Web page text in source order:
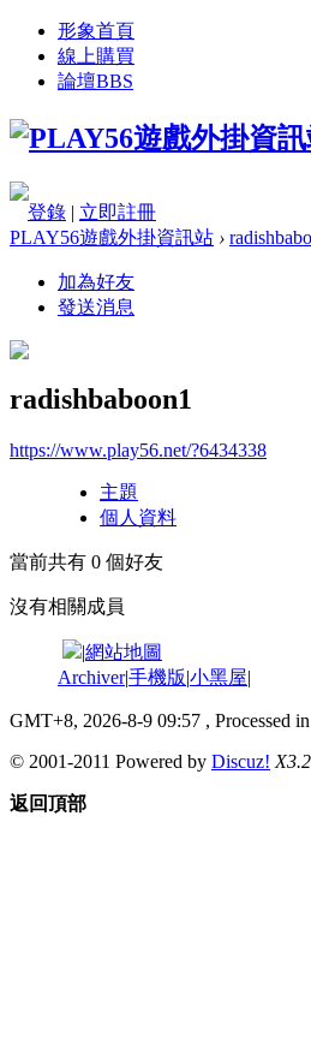
形象首頁
線上購買
論壇BBS
登錄 | 立即註冊
PLAY56遊戲外掛資訊站 ›
加為好友
發送消息
radishbaboon1
https://www.play56.net/?6434338
主題
個人資料
當前共有 0 個好友
沒有相關成員
|網站地圖
Archiver|手機版|小黑屋|
GMT+8, 2026-8-9 09:57 , Processed
© 2001-2011 Powered by Discuz! X3.2
返回頂部